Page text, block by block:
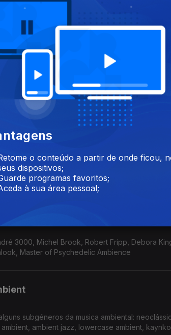
do nascimento de A. Ginsberg, Gravidade
Glass, Scanner, Devendra Banhart, Lee
Ariel Kalma, Ralph Lundsten, Cluster & Eno,
inspirada na natureza, com música de
Green-House, Emily A.Spraque
3000, Michel Brook, Robert Fripp, Debora
Master of Psychedelic Ambience
subgéneros da musica ambiental:
ambient jazz, lowercase ambient,
o conteúdo a partir de onde ficou,
dispositivos;
programas favoritos;
à sua área pessoal;